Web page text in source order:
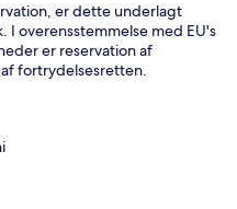
er dette underlagt
overensstemmelse med EU's
er reservation af
fortrydelsesretten.